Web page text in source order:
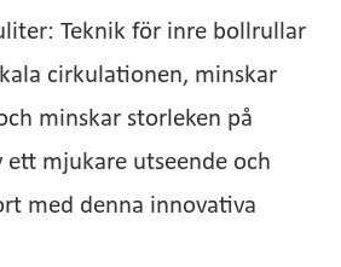
Teknik för inre bollrullar
cirkulationen, minskar
minskar storleken på
ett mjukare utseende och
med denna innovativa